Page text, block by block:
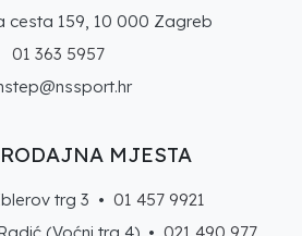
cesta 159, 10 000 Zagreb
01 363 5957
MJESTA
trg 3 • 01 457 9921